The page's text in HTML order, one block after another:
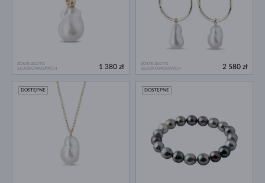
ŻÓŁTE ZŁOTO
SŁODKOWODNYCH
1 380 zł
ŻÓŁTE ZŁOTO
SŁODKOWODNYCH
2 580 zł
DOSTĘPNE DOSTĘPNE